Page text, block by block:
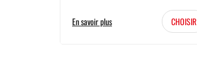
En savoir plus CHOISIR